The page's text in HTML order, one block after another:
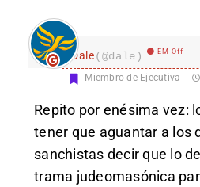
Dale(@dale) EM Off
Miembro de Ejecutiva
Repito por enésima vez:
tener que aguantar a los
sanchistas decir que lo
trama judeomasónica